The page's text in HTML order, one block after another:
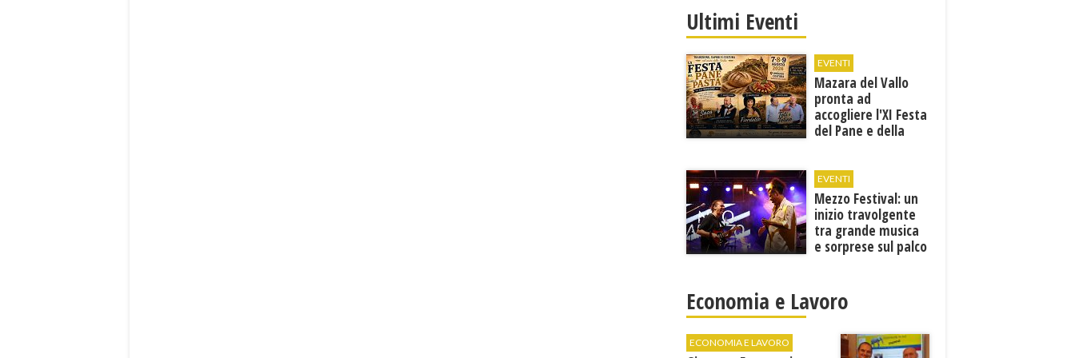
Ultimi Eventi
EVENTI
Mazara del Vallo
pronta ad
accogliere l'XI Festa
del Pane e della
EVENTI
Mezzo Festival: un
inizio travolgente
tra grande musica
e sorprese sul palco
Economia e Lavoro
ECONOMIA E LAVORO